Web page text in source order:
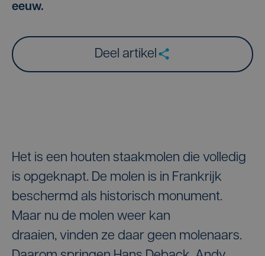
eeuw.
Deel artikel
Het is een houten staakmolen die volledig
is opgeknapt. De molen is in Frankrijk
beschermd als historisch monument.
Maar nu de molen weer kan
draaien, vinden ze daar geen molenaars.